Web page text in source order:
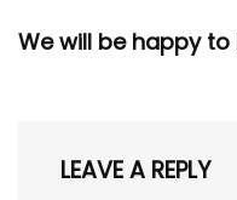
We will be happy
LEAVE A REPLY